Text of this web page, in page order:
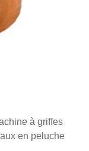
à griffes
en peluche